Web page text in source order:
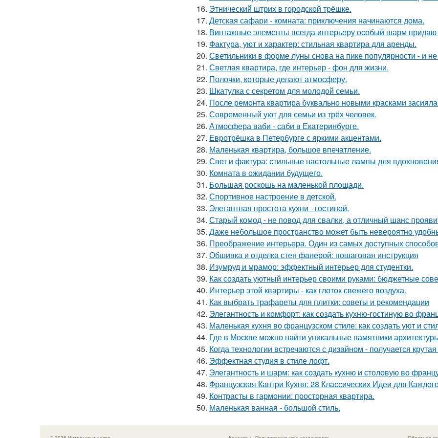
16. Этнический штрих в городской трёшке.
17. Детская сафари - комната: приключения начинаются дома.
18. Винтажные элементы всегда интерьеру особый шарм
19. Фактура, уют и характер: стильная квартира для аренды.
20. Светильники в форме луны снова на пике популярности - и не
21. Светлая квартира, где интерьер - фон для жизни.
22. Полочки, которые делают атмосферу.
23. Шкатулка с секретом для молодой семьи.
24. После ремонта квартира буквально новыми красками
25. Современный уют для семьи из трёх человек.
26. Атмосфера ваби - саби в Екатеринбурге.
27. Евротрёшка в Петербурге с яркими акцентами.
28. Маленькая квартира, большое впечатление.
29. Свет и фактура: стильные настольные лампы для
30. Комната в ожидании будущего.
31. Большая роскошь на маленькой площади.
32. Спортивное настроение в детской.
33. Элегантная простота кухни - гостиной.
34. Старый комод - не повод для свалки, а отличный шанс
35. Даже небольшое пространство может быть невероятно
36. Преображение интерьера. Один из самых доступных
37. Обшивка и отделка стен фанерой: пошаговая инструкция
38. Изумруд и мрамор: эффектный интерьер для студентки.
39. Как создать уютный интерьер своими руками: бюджетные
40. Интерьер этой квартиры - как глоток свежего воздуха.
41. Как выбрать трафареты для плитки: советы и рекомендации
42. Элегантность и комфорт: как создать кухню-гостиную во
43. Маленькая кухня во французском стиле: как создать уют и
44. Где в Москве можно найти уникальные памятники
45. Когда технологии встречаются с дизайном - получается
46. Эффектная студия в стиле лофт.
47. Элегантность и шарм: как создать кухню и столовую во
48. Французская Кантри Кухня: 28 Классических Идеи для
49. Контрасты в гармонии: просторная квартира.
50. Маленькая ванная - большой стиль.